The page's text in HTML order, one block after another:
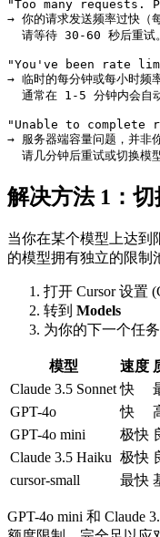
"Too many requests.
→ 你的请求发送频率过快（
  请等待 30-60 秒后重试。
"You've been rate
→ 临时的每分钟或每小时频率
通常在 1-5 分钟内会自动
"Unable to complete
→ 服务器端容量问题，并非
解决方法 1：
当你在某个模型上达到
的模型拥有独立的限制
打开 Cursor 设置
转到 Models
为你的下一个任
模型 速度
Claude 3.5 Sonnet 快
GPT-4o
快
GPT-4o mini
极快
Claude 3.5 Haiku 极快
cursor-small
最快
GPT-4o mini 和 Claude